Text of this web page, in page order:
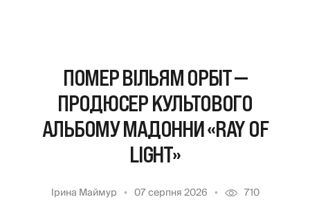
ПОМЕР ВІЛЬЯМ ОРБІТ —
ПРОДЮСЕР КУЛЬТОВОГО
АЛЬБОМУ МАДОННИ «RAY OF
LIGHT»
Ірина Маймур 07 серпня 2026 710